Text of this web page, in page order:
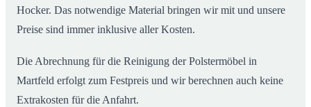
Hocker. Das notwendige Material bringen wir mit und unsere
Preise sind immer inklusive aller Kosten.
Die Abrechnung für die Reinigung der Polstermöbel in
Martfeld erfolgt zum Festpreis und wir berechnen auch keine
Extrakosten für die Anfahrt.